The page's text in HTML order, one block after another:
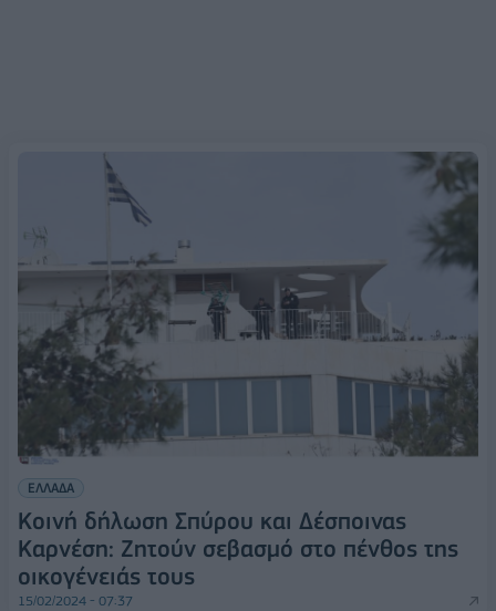
ΕΛΛΑΔΑ
Κοινή δήλωση Σπύρου και Δέσποινας
Καρνέση: Ζητούν σεβασμό στο πένθος της
οικογένειάς τους
15/02/2024 - 07:37